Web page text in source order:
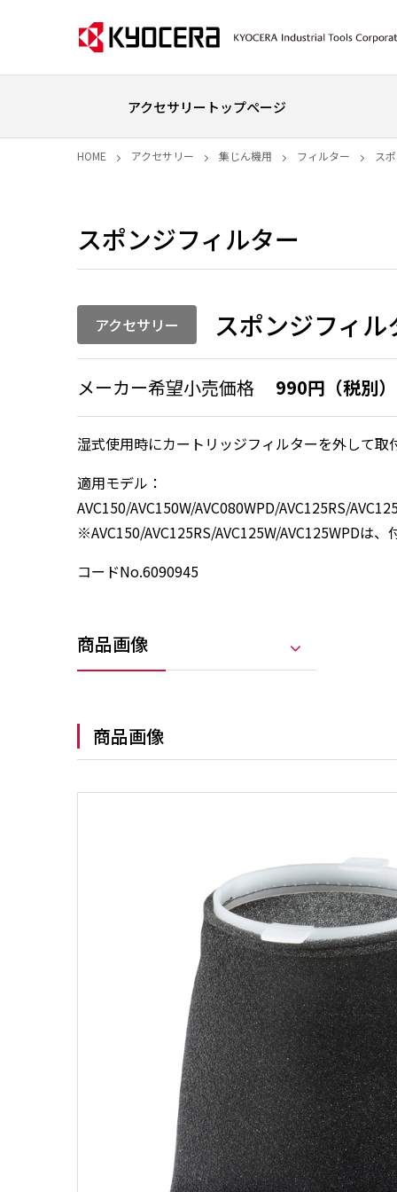
アクセサリートップページ
HOME アクセサリー 集じん機用 フィルター ス
スポンジフィルター
アクセサリー スポンジフィル
メーカー希望小売価格 990円（税別）
湿式使用時にカートリッジフィルターを外して取
適用モデル：
AVC150/AVC150W/AVC080WPD/AVC125RS/
※AVC150/AVC125RS/AVC125W/AVC125WPDは、
コードNo.6090945
商品画像
商品画像